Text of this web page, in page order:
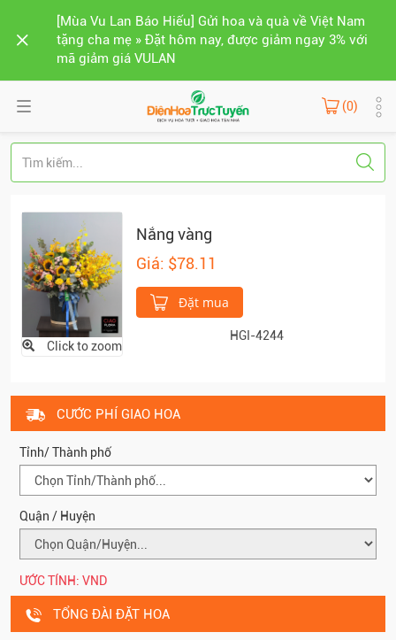
[Mùa Vu Lan Báo Hiếu] Gửi hoa và quà về Việt Nam
tặng cha mẹ » Đặt hôm nay, được giảm ngay 3% với
mã giảm giá VULAN
(0)
Click to zoom
Nắng vàng
Giá: $78.11
Đặt mua
HGI-4244
CƯỚC PHÍ GIAO HOA
Tỉnh/ Thành phố
Quận / Huyện
ƯỚC TÍNH: VND
TỔNG ĐÀI ĐẶT HOA